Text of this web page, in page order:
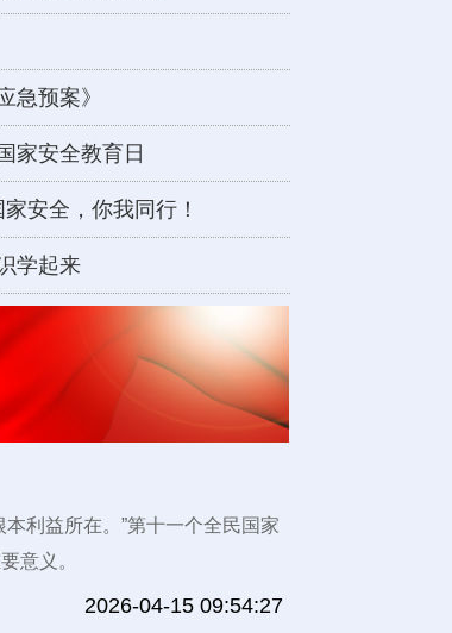
急预案》
家安全教育日
安全，你我同行！
学起来
利益所在。”第十一个全民国家
意义。
2026-04-15 09:54:27